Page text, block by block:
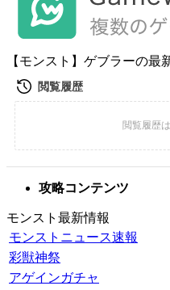
【モンスト】ゲブラーの最
攻略コンテンツ
モンスト最新情報
モンストニュース速報
彩獣神祭
アゲインガチャ